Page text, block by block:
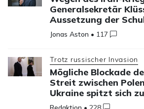
Generalsekretär
Aussetzung der
Jonas Aston • 117
Trotz russischer Invasion
Mögliche Blockade
Streit zwischen
Ukraine spitzt sich zu